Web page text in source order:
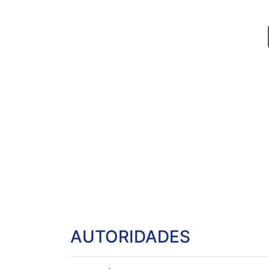
AUTORIDADES